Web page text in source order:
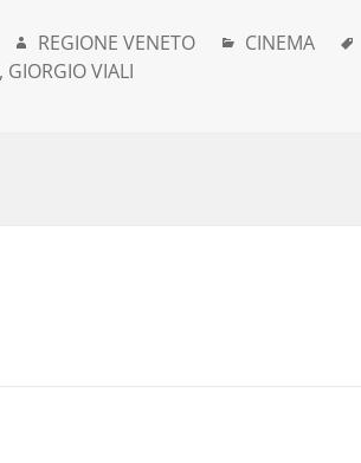
REGIONE VENETO CINEMA
GIORGIO VIALI